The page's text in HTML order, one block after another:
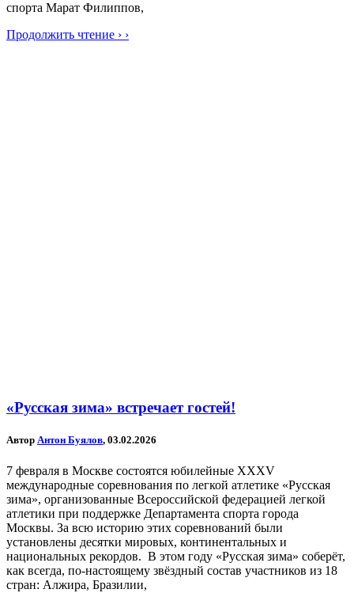
спорта Марат Филиппов,
Продолжить чтение › ›
«Русская зима» встречает гостей!
Автор Антон Буялов, 03.02.2026
7 февраля в Москве состоятся юбилейные XXXV
международные соревнования по легкой атлетике «Русская
зима», организованные Всероссийской федерацией легкой
атлетики при поддержке Департамента спорта города
Москвы. За всю историю этих соревнований были
установлены десятки мировых, континентальных и
национальных рекордов. В этом году «Русская зима» соберёт,
как всегда, по-настоящему звёздный состав участников из 18
стран: Алжира, Бразилии,